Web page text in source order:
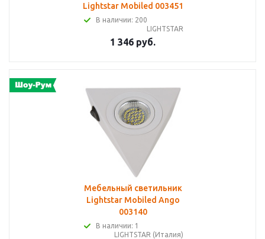
Lightstar Mobiled 003451
В наличии: 200
LIGHTSTAR
1 346 руб.
Мебельный светильник
Lightstar Mobiled Ango
003140
В наличии: 1
LIGHTSTAR (Италия)